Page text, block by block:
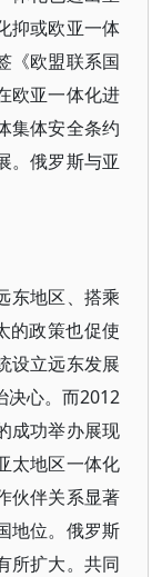
抑或欧亚一体
《欧盟联系国
欧亚一体化进
集体安全条约
。俄罗斯与亚
东地区、搭乘
的政策也促使
设立远东发展
决心。而2012
成功举办展现
太地区一体化
伙伴关系显著
地位。俄罗斯
所扩大。共同